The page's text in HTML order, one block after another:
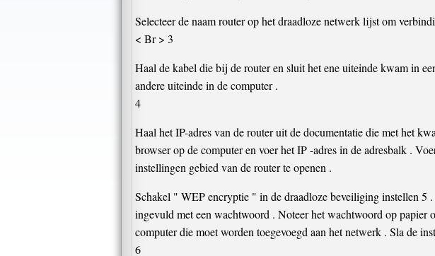
Selecteer de naam router op het draadloze netwerk lijst om
< Br > 3
Haal de kabel die bij de router en sluit het ene uiteinde kwam in
andere uiteinde in de computer .
4
Haal het IP-adres van de router uit de documentatie die met het
browser op de computer en voer het IP -adres in de adresbalk .
instellingen gebied van de router te openen .
Schakel " WEP encryptie " in de draadloze beveiliging instellen
ingevuld met een wachtwoord . Noteer het wachtwoord op papier
computer die moet worden toegevoegd aan het netwerk . Sla de
6